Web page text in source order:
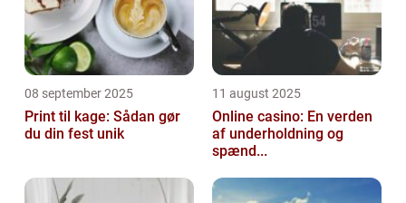
08 september 2025
Print til kage: Sådan gør
du din fest unik
11 august 2025
Online casino: En verden
af underholdning og
spænd...